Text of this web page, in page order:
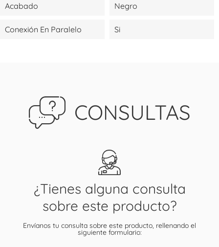
Acabado Negro
Conexión En Paralelo Si
CONSULTAS
¿Tienes alguna consulta
sobre este producto?
Envíanos tu consulta sobre este producto, rellenando el
siguiente formulario: